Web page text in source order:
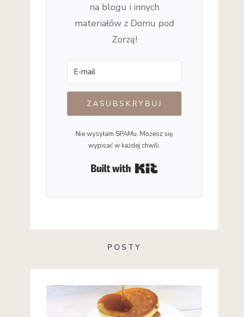
na blogu i innych
materiałów z Domu pod
Zorzą!
ZASUBSKRYBUJ
Nie wysyłam SPAMu. Możesz się
wypisać w każdej chwili.
POSTY